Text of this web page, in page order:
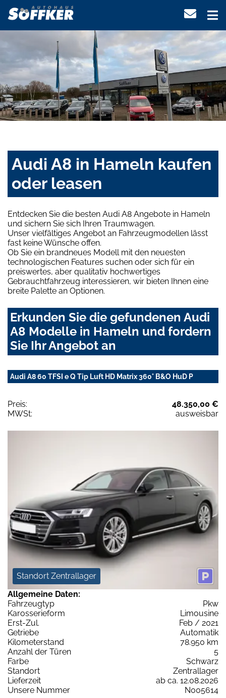
Audi A8 in Hameln kaufen
oder leasen
Entdecken Sie die besten Audi A8 Angebote in Hameln
und sichern Sie sich Ihren Traumwagen.
Unser vielfältiges Angebot an Fahrzeugmodellen lässt
fast keine Wünsche offen.
Ob Sie ein brandneues Modell mit den neuesten
technologischen Features suchen oder sich für ein
preiswertes, aber qualitativ hochwertiges
Gebrauchtfahrzeug interessieren, wir bieten Ihnen eine
breite Palette an Optionen.
Erkunden Sie die gefundenen Audi
A8 Modelle in Hameln und fordern
Sie Ihr Angebot an
Audi A8 60 TFSI e Q Tip Luft HD Matrix 360° B&O HuD P
Preis:
48.350,00 €
MWSt:
ausweisbar
Standort Zentrallager
Allgemeine Daten:
Fahrzeugtyp
Pkw
Karosserieform
Limousine
Erst-Zul.
Feb / 2021
Getriebe
Automatik
Kilometerstand
78.950 km
Anzahl der Türen
5
Farbe
Schwarz
Standort
Zentrallager
Lieferzeit
ab ca. 12.08.2026
Unsere Nummer
N005614